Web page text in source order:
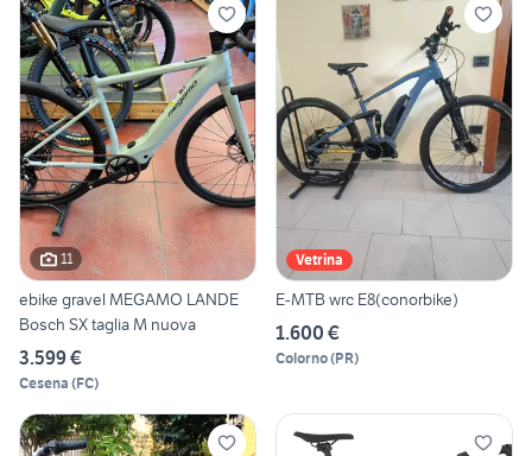
11
ebike gravel MEGAMO LANDE
Bosch SX taglia M nuova
3.599 €
Cesena (FC)
Vetrina
E-MTB wrc E8(conorbike)
1.600 €
Colorno(PR)